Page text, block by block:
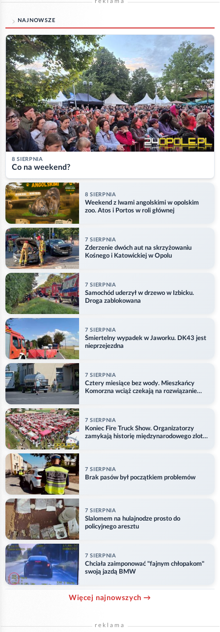
NAJNOWSZE
8 SIERPNIA
Co na weekend?
8 SIERPNIA
Weekend z lwami angolskimi w opolskim
zoo. Atos i Portos w roli głównej
7 SIERPNIA
Zderzenie dwóch aut na skrzyżowaniu
Kośnego i Katowickiej w Opolu
7 SIERPNIA
Samochód uderzył w drzewo w Izbicku.
Droga zablokowana
7 SIERPNIA
Śmiertelny wypadek w Jaworku. DK43 jest
nieprzejezdna
7 SIERPNIA
Cztery miesiące bez wody. Mieszkańcy
Komorzna wciąż czekają na rozwiązanie
7 SIERPNIA
Koniec Fire Truck Show. Organizatorzy
zamykają historię międzynarodowego zlotu
7 SIERPNIA
Brak pasów był początkiem problemów
7 SIERPNIA
Slalomem na hulajnodze prosto do
policyjnego aresztu
7 SIERPNIA
Chciała zaimponować "fajnym chłopakom"
swoją jazdą BMW
Więcej najnowszych →
reklama